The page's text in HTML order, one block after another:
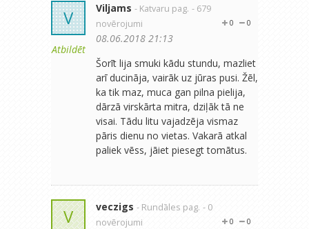
V
Atbildēt
Viljams - Katvaru pag. - 679
novērojumi
0
0
08.06.2018 21:13
Šorīt lija smuki kādu stundu, mazliet
arī ducināja, vairāk uz jūras pusi. Žēl,
ka tik maz, muca gan pilna pielija,
dārzā virskārta mitra, dziļāk tā ne
visai. Tādu litu vajadzēja vismaz
pāris dienu no vietas. Vakarā atkal
paliek vēss, jāiet piesegt tomātus.
V veczigs - Rundāles pag. - 0
novērojumi
0
0